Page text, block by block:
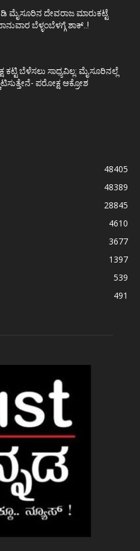
ಮೈಸೂರಿನ ದೇವರಾಜ ಮಾರುಕಟ್ಟೆ
ಬೆಳ್ಳಂಬೆಳಗ್ಗೆ ಶಾಕ್..!
ಕಟ್ಟಿ ಬೆಳೆಸಲು ಸಾಧ್ಯವಿಲ್ಲ: ಮೈಸೂರಿನಲ್ಲೆ
ಪರೋಕ್ಷ ಆಕ್ರೋಶ
48405
48389
28845
4610
3677
1397
539
491